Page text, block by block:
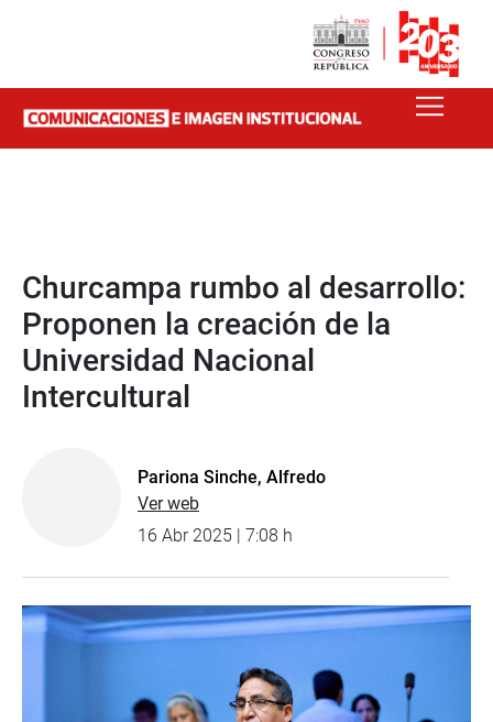
Churcampa rumbo al desarrollo:
Proponen la creación de la
Universidad Nacional
Intercultural
Pariona Sinche, Alfredo
Ver web
16 Abr 2025 | 7:08 h